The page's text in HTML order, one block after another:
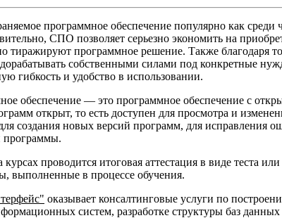
программное обеспечение популярно как среди
СПО позволяет серьезно экономить на
тиражируют программное решение. Также благодаря
собственными силами под конкретные
гибкость и удобство в использовании.
обеспечение — это программное обеспечение с
открыт, то есть доступен для просмотра и
создания новых версий программ, для исправления
программы.
проводится итоговая аттестация в виде теста
выполненные в процессе обучения.
оказывает консалтинговые услуги по
систем, разработке структуры баз данных